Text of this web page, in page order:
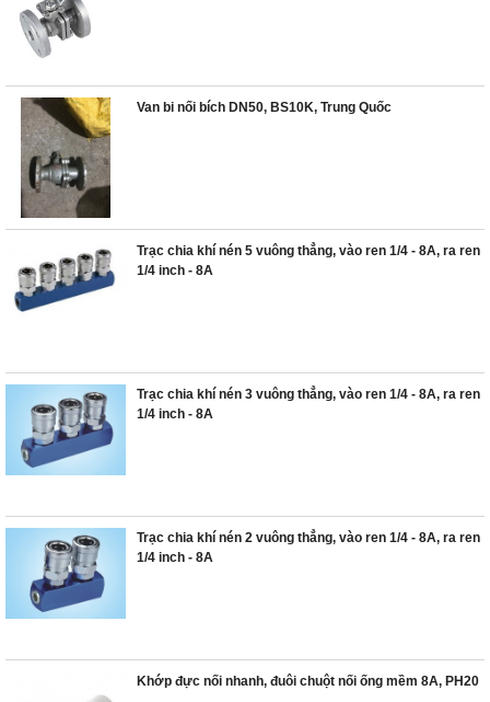
Van bi nối bích DN50, BS10K, Trung Quốc
Trạc chia khí nén 5 vuông thẳng, vào ren 1/4 - 8A, ra ren
1/4 inch - 8A
Trạc chia khí nén 3 vuông thẳng, vào ren 1/4 - 8A, ra ren
1/4 inch - 8A
Trạc chia khí nén 2 vuông thẳng, vào ren 1/4 - 8A, ra ren
1/4 inch - 8A
Khớp đực nối nhanh, đuôi chuột nối ống mềm 8A, PH20